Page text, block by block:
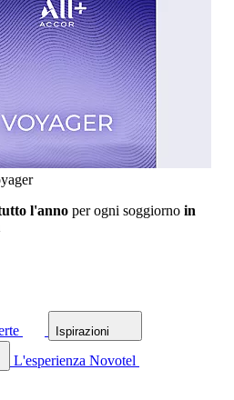
l'anno per ogni soggiorno in
Ispirazioni
L'esperienza Novotel